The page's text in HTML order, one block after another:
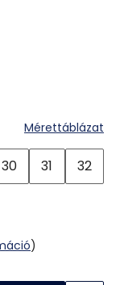
Mérettáblázat
30 31 32
)